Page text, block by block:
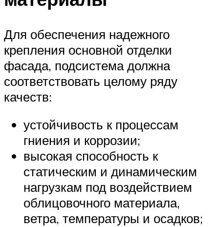
Для обеспечения надежного
крепления основной отделки
фасада, подсистема должна
соответствовать целому ряду
качеств:
устойчивость к процессам
гниения и коррозии;
высокая способность к
статическим и динамическим
нагрузкам под воздействием
облицовочного материала,
ветра, температуры и осадков;